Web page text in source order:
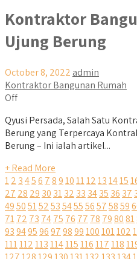
Kontraktor
Ujung Berung
October 8, 2022 admin
Kontraktor Bangunan Rumah
Off
Qyusi Persada, Salah Satu
Berung yang Terpercaya
Berung – Ini ialah artikel...
+ Read More
12 3456 789101112131415
27 28 29 30 3132 33 3435 36 37
4950515253545556575859
7172 73 7475 76 77 78 798081
93949596979899100101102
111112113114115116117118